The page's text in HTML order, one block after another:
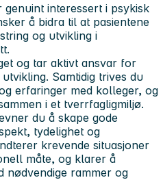
genuint interessert i psykisk
å bidra til at pasientene
og utvikling i
og tar aktivt ansvar for
Samtidig trives du
erfaringer med kolleger, og
i et tverrfagligmiljø.
du å skape gode
tydelighet og
krevende situasjoner
måte, og klarer å
nødvendige rammer og